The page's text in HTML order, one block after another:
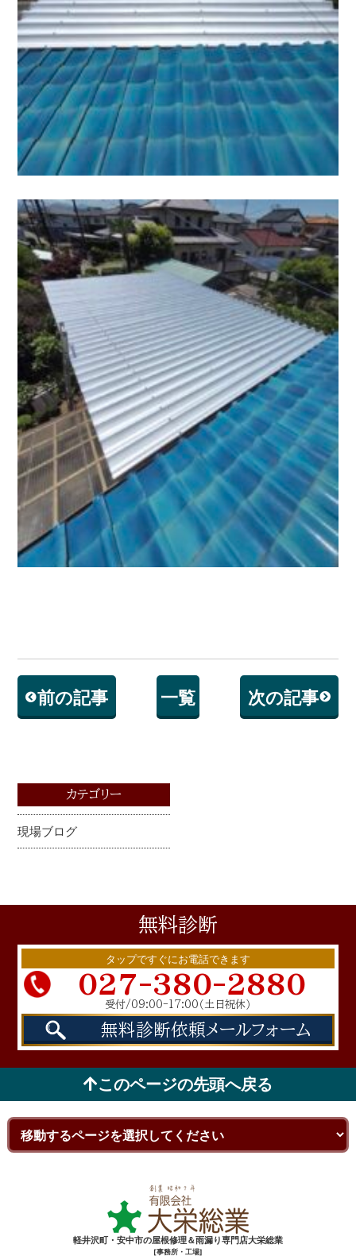
前の記事 一覧 次の記事
カテゴリー
現場ブログ
無料診断
タップですぐにお電話できます
027-380-2880
受付/09:00-17:00 （土日祝休）
無料診断依頼メールフォーム
このページの先頭へ戻る
軽井沢町・安中市の屋根修理＆雨漏り専門店大栄総業
[事務所・工場]